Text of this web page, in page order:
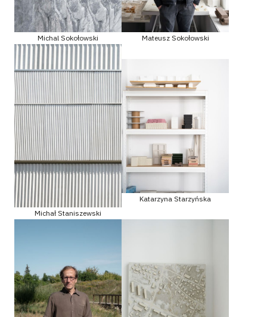
Michal Sokołowski Mateusz Sokołowski
Michał Staniszewski
Katarzyna Starzyńska